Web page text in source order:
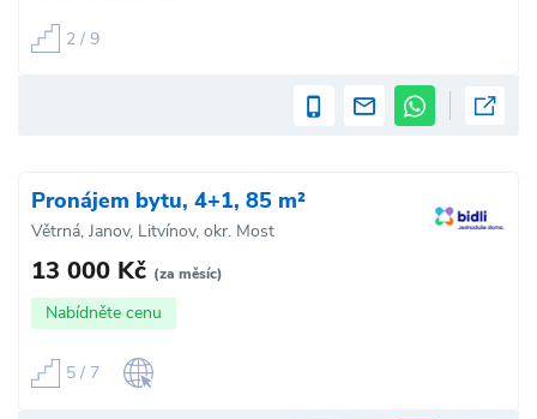
2 / 9
Pronájem bytu, 4+1, 85 m²
Větrná, Janov, Litvínov, okr. Most
13 000 Kč (za měsíc)
Nabídněte cenu
5 / 7